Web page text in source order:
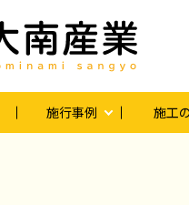
施行事例 施工